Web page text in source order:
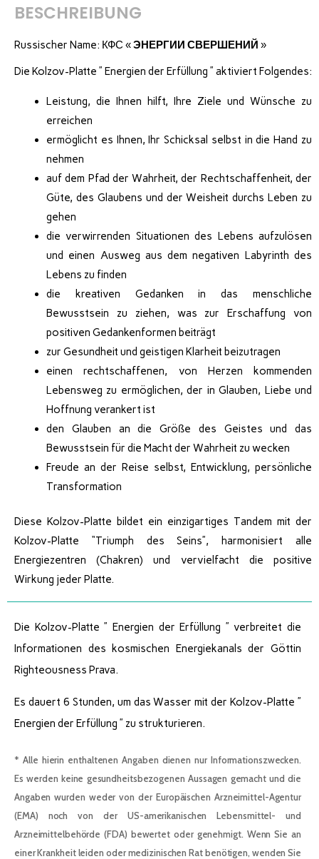
BESCHREIBUNG
Russischer Name: КФС «ЭНЕРГИИ СВЕРШЕНИЙ »
Die Kolzov-Platte ” Energien der Erfüllung ” aktiviert Folgendes:
Leistung, die Ihnen hilft, Ihre Ziele und Wünsche zu
erreichen
ermöglicht es Ihnen, Ihr Schicksal selbst in die Hand zu
nehmen
auf dem Pfad der Wahrheit, der Rechtschaffenheit, der
Güte, des Glaubens und der Weisheit durchs Leben zu
gehen
die verwirrenden Situationen des Lebens aufzulösen
und einen Ausweg aus dem negativen Labyrinth des
Lebens zu finden
die kreativen Gedanken in das menschliche
Bewusstsein zu ziehen, was zur Erschaffung von
positiven Gedankenformen beiträgt
zur Gesundheit und geistigen Klarheit beizutragen
einen rechtschaffenen, von Herzen kommenden
Lebensweg zu ermöglichen, der in Glauben, Liebe und
Hoffnung verankert ist
den Glauben an die Größe des Geistes und das
Bewusstsein für die Macht der Wahrheit zu wecken
Freude an der Reise selbst, Entwicklung, persönliche
Transformation
Diese Kolzov-Platte bildet ein einzigartiges Tandem mit der
Kolzov-Platte “Triumph des Seins”, harmonisiert alle
Energiezentren (Chakren) und vervielfacht die positive
Wirkung jeder Platte.
Die Kolzov-Platte ” Energien der Erfüllung ” verbreitet die
Informationen des kosmischen Energiekanals der Göttin
Righteousness Prava.
Es dauert 6 Stunden, um das Wasser mit der Kolzov-Platte ”
Energien der Erfüllung ” zu strukturieren.
* Alle hierin enthaltenen Angaben dienen nur Informationszwecken.
Es werden keine gesundheitsbezogenen Aussagen gemacht und die
Angaben wurden weder von der Europäischen Arzneimittel-Agentur
(EMA) noch von der US-amerikanischen Lebensmittel- und
Arzneimittelbehörde (FDA) bewertet oder genehmigt. Wenn Sie an
einer Krankheit leiden oder medizinischen Rat benötigen, wenden Sie